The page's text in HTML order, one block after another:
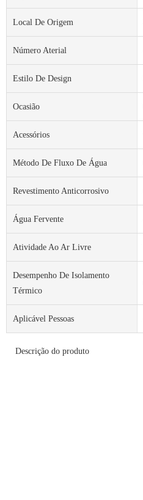
Local De Origem
Número Aterial
Estilo De Design
Ocasião
Acessórios
Método De Fluxo De Água
Revestimento Anticorrosivo
Água Fervente
Atividade Ao Ar Livre
Desempenho De Isolamento
Térmico
Aplicável Pessoas
Descrição do produto